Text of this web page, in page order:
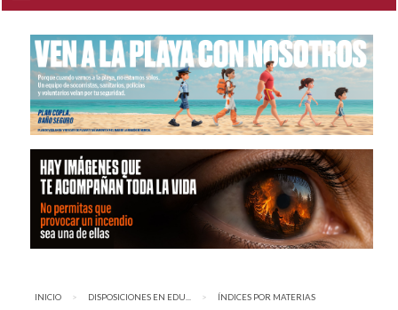
INICIO DISPOSICIONES EN EDU... AQUÍ:
ÍNDICES POR MATERIAS